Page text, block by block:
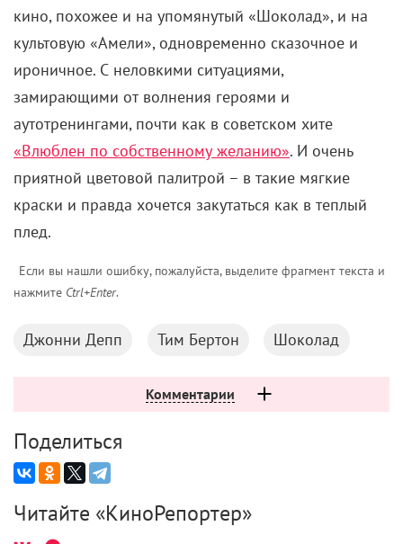
кино, похожее и на упомянутый «Шоколад», и на
культовую «Амели», одновременно сказочное и
ироничное. С неловкими ситуациями,
замирающими от волнения героями и
аутотренингами, почти как в советском хите
«Влюблен по собственному желанию». И очень
приятной цветовой палитрой – в такие мягкие
краски и правда хочется закутаться как в теплый
плед.
Если вы нашли ошибку, пожалуйста, выделите фрагмент текста и
нажмите Ctrl+Enter.
Джонни Депп Тим Бертон Шоколад
Комментарии
Поделиться
Читайте «КиноРепортер»